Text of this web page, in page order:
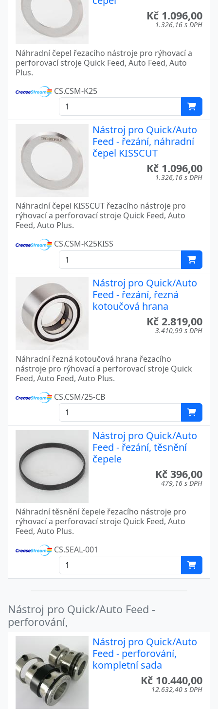
Kč 1.096,00
1.326,16 s DPH
Náhradní čepel řezacího nástroje pro rýhovací a
perforovací stroje Quick Feed, Auto Feed, Auto
Plus.
CS.CSM-K25
Nástroj pro Quick/Auto
Feed - řezání, náhradní
čepel KISSCUT
Kč 1.096,00
1.326,16 s DPH
Náhradní čepel KISSCUT řezacího nástroje pro
rýhovací a perforovací stroje Quick Feed, Auto
Feed, Auto Plus.
CS.CSM-K25KISS
Nástroj pro Quick/Auto
Feed - řezání, řezná
kotoučová hrana
Kč 2.819,00
3.410,99 s DPH
Náhradní řezná kotoučová hrana řezacího
nástroje pro rýhovací a perforovací stroje Quick
Feed, Auto Feed, Auto Plus.
CS.CSM/25-CB
Nástroj pro Quick/Auto
Feed - řezání, těsnění
čepele
Kč 396,00
479,16 s DPH
Náhradní těsnění čepele řezacího nástroje pro
rýhovací a perforovací stroje Quick Feed, Auto
Feed, Auto Plus.
CS.SEAL-001
Nástroj pro Quick/Auto Feed -
perforování,
Nástroj pro Quick/Auto
Feed - perforování,
kompletní sada
Kč 10.440,00
12.632,40 s DPH